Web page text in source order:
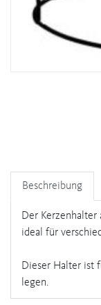
Beschreibung
Der
ideal für
Dieser Halter ist
legen.